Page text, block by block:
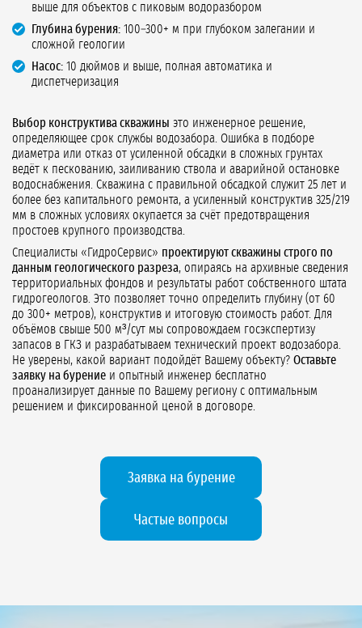
выше для объектов с пиковым водоразбором
Глубина бурения: 100–300+ м при глубоком залегании и
сложной геологии
Насос: 10 дюймов и выше, полная автоматика и
диспетчеризация
Выбор конструктива скважины это инженерное решение,
определяющее срок службы водозабора. Ошибка в подборе
диаметра или отказ от усиленной обсадки в сложных грунтах
ведёт к пескованию, заиливанию ствола и аварийной остановке
водоснабжения. Скважина с правильной обсадкой служит 25 лет и
более без капитального ремонта, а усиленный конструктив 325/219
мм в сложных условиях окупается за счёт предотвращения
простоев крупного производства.
Специалисты «ГидроСервис» проектируют скважины строго по
данным геологического разреза, опираясь на архивные сведения
территориальных фондов и результаты работ собственного штата
гидрогеологов. Это позволяет точно определить глубину (от 60
до 300+ метров), конструктив и итоговую стоимость работ. Для
объёмов свыше 500 м³/сут мы сопровождаем госэкспертизу
запасов в ГКЗ и разрабатываем технический проект водозабора.
Не уверены, какой вариант подойдёт Вашему объекту? Оставьте
заявку на бурение и опытный инженер бесплатно
проанализирует данные по Вашему региону с оптимальным
решением и фиксированной ценой в договоре.
Заявка на бурение
Частые вопросы